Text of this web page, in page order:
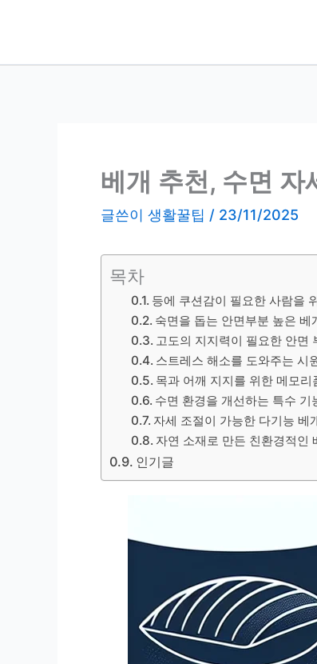
베개 추천, 수면 자
글쓴이 생활꿀팁 / 23/11/2025
목차
등에 쿠션감이 필요한 사람을
숙면을 돕는 안면부분 높은 베
고도의 지지력이 필요한 안면
스트레스 해소를 도와주는 시
목과 어깨 지지를 위한 메모리
수면 환경을 개선하는 특수 기
자세 조절이 가능한 다기능 베
자연 소재로 만든 친환경적인
인기글